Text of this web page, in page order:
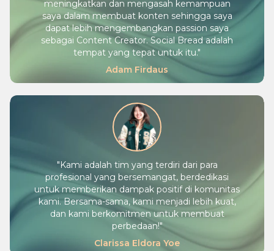
meningkatkan dan mengasah kemampuan
saya dalam membuat konten sehingga saya
dapat lebih mengembangkan passion saya
sebagai Content Creator. Social Bread adalah
tempat yang tepat untuk itu."
Adam Firdaus
"Kami adalah tim yang terdiri dari para
profesional yang bersemangat, berdedikasi
untuk memberikan dampak positif di komunitas
kami. Bersama-sama, kami menjadi lebih kuat,
dan kami berkomitmen untuk membuat
perbedaan!"
Clarissa Eldora Yoe